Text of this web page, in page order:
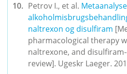
Petrov I., et al.
naltrexon og disulfiram
pharmacological therapy
naltrexone, and
review]. Ugeskr Laeger.